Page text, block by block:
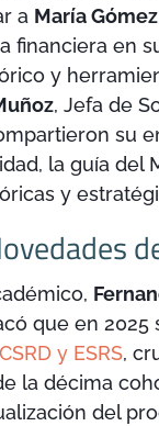
a María Gómez
financiera en
y
, Jefa de
su
la guía del
y
que en
y ESRS,
la décima
del